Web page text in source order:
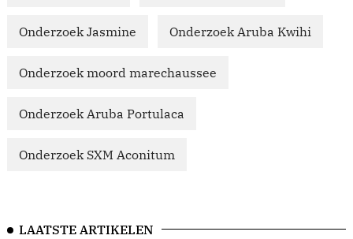
Onderzoek Jasmine Onderzoek Aruba Kwihi
Onderzoek moord marechaussee
Onderzoek Aruba Portulaca
Onderzoek SXM Aconitum
LAATSTE ARTIKELEN